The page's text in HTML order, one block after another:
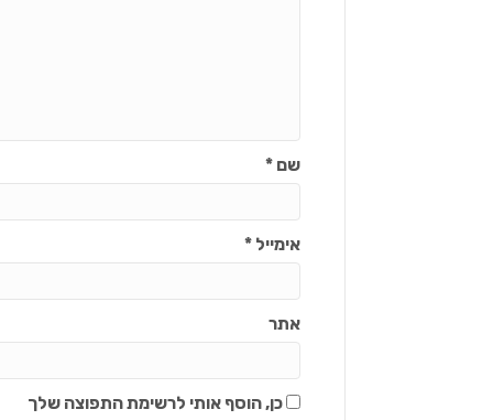
שם*
אימייל*
אתר
כן, הוסף אותי לרשימת התפוצה שלך